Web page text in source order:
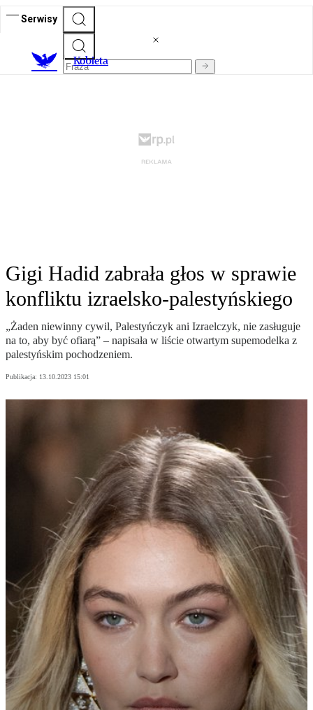
Serwisy
Kobieta
Gigi Hadid zabrała głos w sprawie
konfliktu izraelsko-palestyńskiego
„Żaden niewinny cywil, Palestyńczyk ani Izraelczyk, nie zasługuje
na to, aby być ofiarą” – napisała w liście otwartym supemodelka z
palestyńskim pochodzeniem.
Publikacja: 13.10.2023 15:01